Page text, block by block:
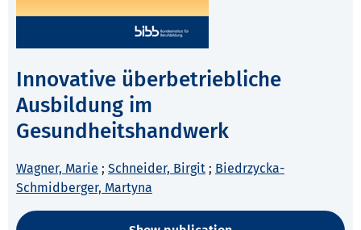
Innovative überbetriebliche
Ausbildung im
Gesundheitshandwerk
Wagner, Marie ; Schneider, Birgit ; Biedrzycka-
Schmidberger, Martyna